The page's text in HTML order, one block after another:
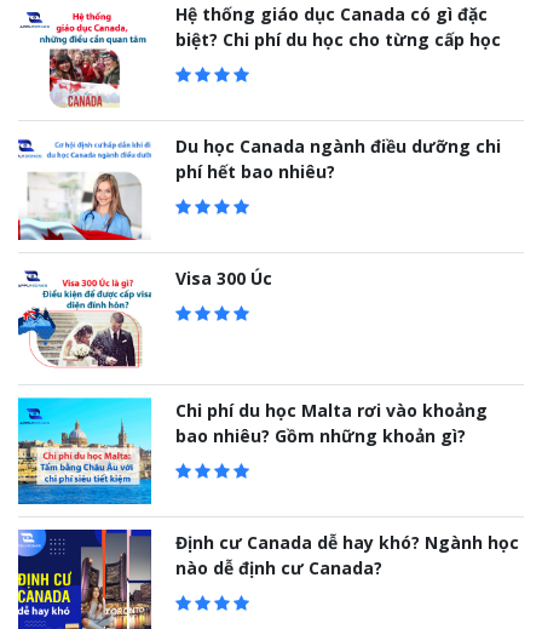
Hệ thống giáo dục Canada có gì đặc
biệt? Chi phí du học cho từng cấp học
Du học Canada ngành điều dưỡng chi
phí hết bao nhiêu?
Visa 300 Úc
Chi phí du học Malta rơi vào khoảng
bao nhiêu? Gồm những khoản gì?
Định cư Canada dễ hay khó? Ngành học
nào dễ định cư Canada?